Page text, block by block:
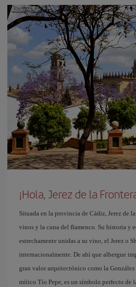
¡Hola, Jerez de la
Situada en la provincia de Cádiz, Jerez de
vinos y la cuna del flamenco. Su historia y
estrechamente unidas a su vino, el Jerez o
internacionalmente. De ahí que albergue
gran valor arquitectónico como la
mítico Tío Pepe, es un símbolo perfecto de